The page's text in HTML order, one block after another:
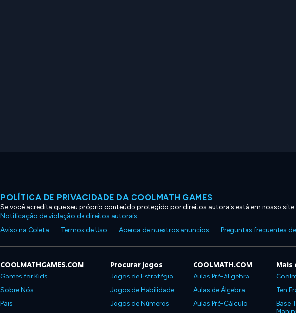
POLÍTICA DE PRIVACIDADE DA COOLMATH GAMES
Se você acredita que seu próprio conteúdo protegido por direitos autorais está em nosso site
Notificação de violação de direitos autorais.
Aviso na Coleta
Termos de Uso Acerca de nuestros anuncios Preguntas frecuentes
COOLMATHGAMES.COM
Games for Kids
Sobre Nós
Pais
Procurar jogos
Jogos de Estratégia
Jogos de Habilidade
Jogos de Números
COOLMATH.COM
Aulas Pré-áLgebra
Aulas de Álgebra
Aulas Pré-Cálculo
Mais
Ten
Base